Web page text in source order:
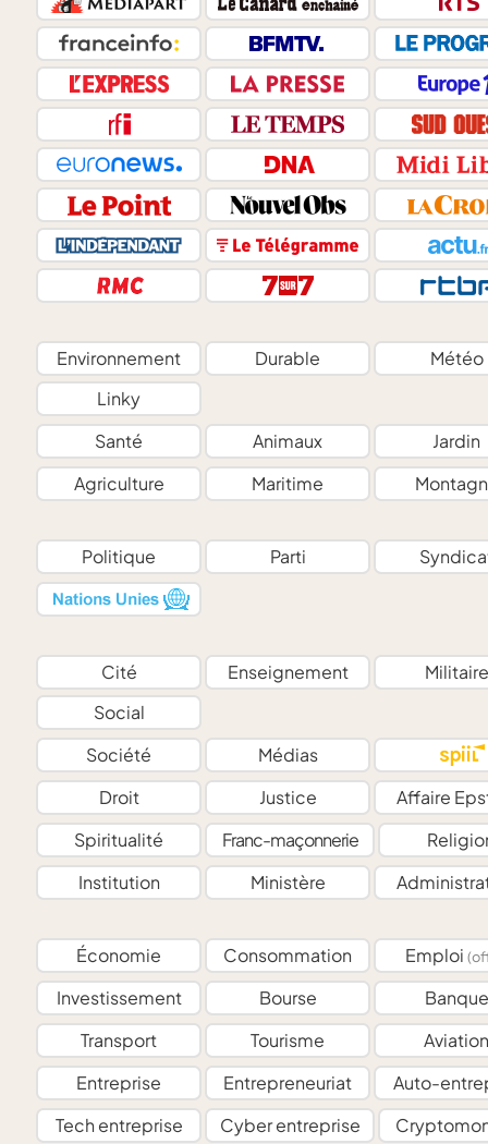
Environnement Durable
Météo
Linky
Santé
Animaux
Jardin
Agriculture
Maritime
Politique Parti
Cité Enseignement
Militaire
Social
Société
Médias
Droit
Justice
Affaire
Spiritualité
Franc-maçonnerie
Institution
Ministère
Économie Consommation Emploi
Investissement Bourse
Banque
Transport
Tourisme
Aviation
Entreprise
Entrepreneuriat
Auto-
Tech entreprise
Cyber entreprise